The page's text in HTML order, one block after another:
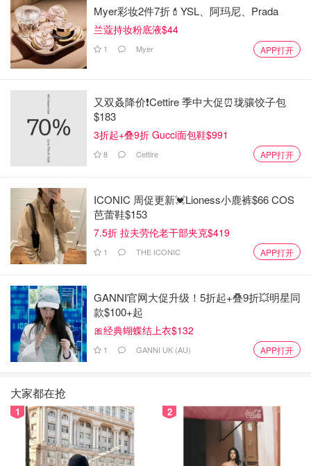
Myer彩妆2件7折💄YSL、阿玛尼、Prada
兰蔻持妆粉底液$44
1 Myer APP打开
又双叒降价❗️Cettire 季中大促⏰珑骧饺子包
$183
3折起+叠9折 Gucci面包鞋$991
8 Cettire APP打开
ICONIC 周促更新💓Lioness小鹿裤$66 COS
芭蕾鞋$153
7.5折 拉夫劳伦老干部夹克$419
1 THE ICONIC APP打开
GANNI官网大促升级！5折起+叠9折💥明星同
款$100+起
🎀经典蝴蝶结上衣$132
1 GANNI UK (AU) APP打开
大家都在抢
1 2